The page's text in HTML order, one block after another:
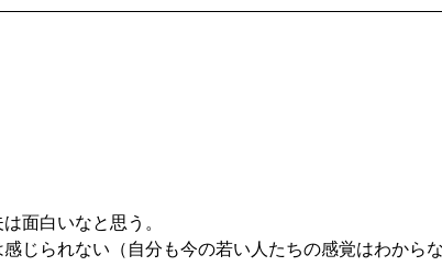
面白いなと思う。
じられない（自分も今の若い人たちの感覚はわから